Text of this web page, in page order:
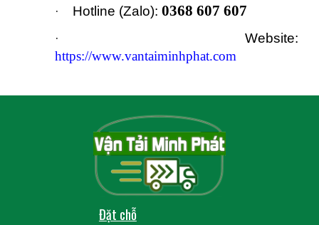
· Hotline (Zalo):0368 607 607
·
Website:
https://www.vantaiminhphat.com
Đặt chỗ